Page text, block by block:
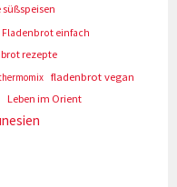
Fladenbrot einfach
rezepte
fladenbrot vegan
Leben im Orient